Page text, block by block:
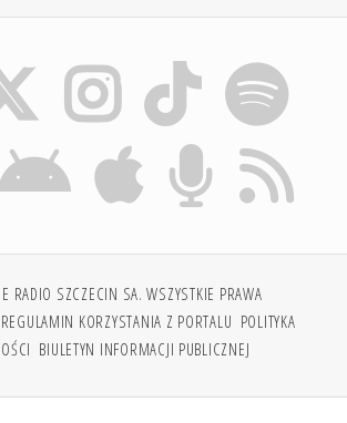
RADIO SZCZECIN SA. WSZYSTKIE PRAWA
REGULAMIN KORZYSTANIA Z PORTALU POLITYKA
BIULETYN INFORMACJI PUBLICZNEJ